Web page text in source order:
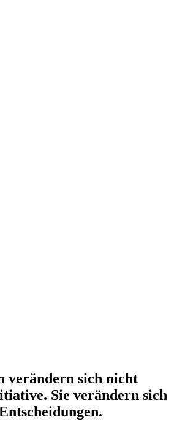
verändern sich nicht
Sie verändern sich